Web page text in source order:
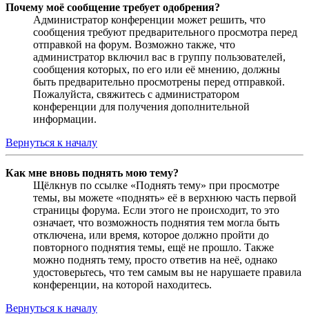
Почему моё сообщение требует одобрения?
Администратор конференции может решить, что
сообщения требуют предварительного просмотра перед
отправкой на форум. Возможно также, что
администратор включил вас в группу пользователей,
сообщения которых, по его или её мнению, должны
быть предварительно просмотрены перед отправкой.
Пожалуйста, свяжитесь с администратором
конференции для получения дополнительной
информации.
Вернуться к началу
Как мне вновь поднять мою тему?
Щёлкнув по ссылке «Поднять тему» при просмотре
темы, вы можете «поднять» её в верхнюю часть первой
страницы форума. Если этого не происходит, то это
означает, что возможность поднятия тем могла быть
отключена, или время, которое должно пройти до
повторного поднятия темы, ещё не прошло. Также
можно поднять тему, просто ответив на неё, однако
удостоверьтесь, что тем самым вы не нарушаете правила
конференции, на которой находитесь.
Вернуться к началу